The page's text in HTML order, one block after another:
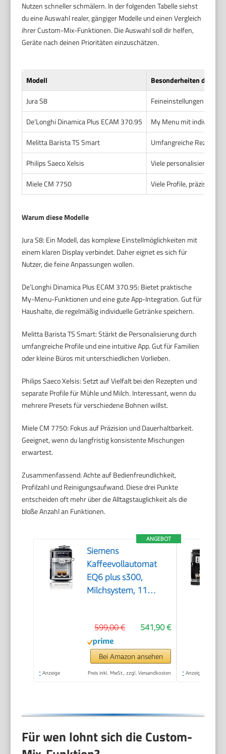
Nutzen schneller schmälern. In der folgenden Tabelle siehst
du eine Auswahl realer, gängiger Modelle und einen Vergleich
ihrer Custom-Mix-Funktionen. Die Auswahl soll dir helfen,
Geräte nach deinen Prioritäten einzuschätzen.
Modell
Besonderheiten der
Jura S8
Feineinstellungen für
De’Longhi Dinamica Plus ECAM 370.95
My Menu mit
Melitta Barista TS Smart
Umfangreiche
Philips Saeco Xelsis
Viele personalisierbare
Miele CM 7750
Viele Profile, präzise
Warum diese Modelle
Jura S8: Ein Modell, das komplexe Einstellmöglichkeiten mit
einem klaren Display verbindet. Daher eignet es sich für
Nutzer, die feine Anpassungen wollen.
De’Longhi Dinamica Plus ECAM 370.95: Bietet praktische
My-Menu-Funktionen und eine gute App-Integration. Gut für
Haushalte, die regelmäßig individuelle Getränke speichern.
Melitta Barista TS Smart: Stärkt die Personalisierung durch
umfangreiche Profile und eine intuitive App. Gut für Familien
oder kleine Büros mit unterschiedlichen Vorlieben.
Philips Saeco Xelsis: Setzt auf Vielfalt bei den Rezepten und
separate Profile für Mühle und Milch. Interessant, wenn du
mehrere Presets für verschiedene Bohnen willst.
Miele CM 7750: Fokus auf Präzision und Dauerhaltbarkeit.
Geeignet, wenn du langfristig konsistente Mischungen
erwartest.
Zusammenfassend: Achte auf Bedienfreundlichkeit,
Profilzahl und Reinigungsaufwand. Diese drei Punkte
entscheiden oft mehr über die Alltagstauglichkeit als die
bloße Anzahl an Funktionen.
ANGEBOT
Siemens
Kaffeevollautomat
EQ6 plus s300,
Milchsystem, 11
Reinigung des
Milchsystems,
Keramikmahlwerk,
großes Touchdisplay,
541,90 €
599,00 €
Bei Amazon ansehen
* Anzeige Preis inkl. MwSt., zzgl. Versandkosten * Anzeige
Für wen lohnt sich die Custom-